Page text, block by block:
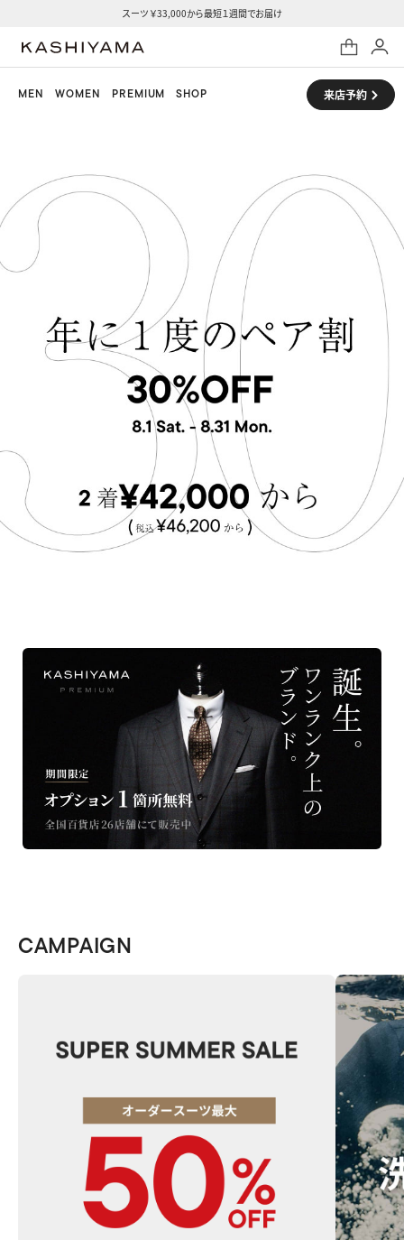
スーツ ￥33,000から最短１週間でお届け
MEN WOMEN PREMIUM SHOP 来店予約
CAMPAIGN